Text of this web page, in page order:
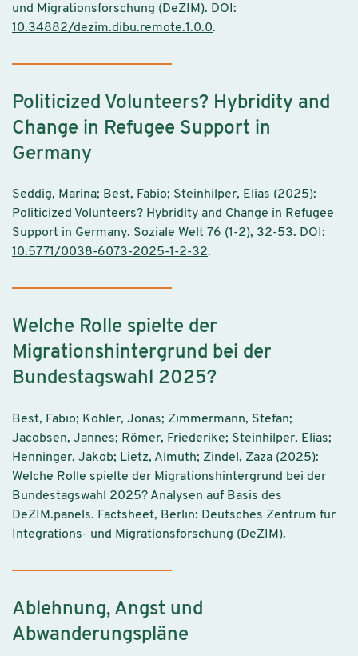
und Migrationsforschung (DeZIM). DOI:
10.34882/dezim.dibu.remote.1.0.0.
Politicized Volunteers? Hybridity and
Change in Refugee Support in
Germany
Seddig, Marina; Best, Fabio; Steinhilper, Elias (2025):
Politicized Volunteers? Hybridity and Change in Refugee
Support in Germany. Soziale Welt 76 (1-2), 32-53. DOI:
10.5771/0038-6073-2025-1-2-32.
Welche Rolle spielte der
Migrationshintergrund bei der
Bundestagswahl 2025?
Best, Fabio; Köhler, Jonas; Zimmermann, Stefan;
Jacobsen, Jannes; Römer, Friederike; Steinhilper, Elias;
Henninger, Jakob; Lietz, Almuth; Zindel, Zaza (2025):
Welche Rolle spielte der Migrationshintergrund bei der
Bundestagswahl 2025? Analysen auf Basis des
DeZIM.panels. Factsheet, Berlin: Deutsches Zentrum für
Integrations- und Migrationsforschung (DeZIM).
Ablehnung, Angst und
Abwanderungspläne